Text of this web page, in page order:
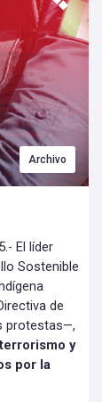
Archivo
El líder
Sostenible
de
protestas—,
y
por la